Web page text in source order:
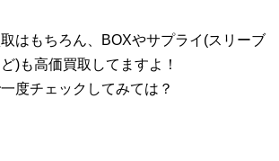
はもちろん、BOXやサプライ(スリーブ
)も高価買取してますよ！
度チェックしてみては？